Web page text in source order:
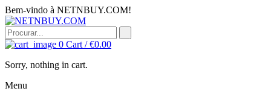
Bem-vindo à NETNBUY.COM!
0 Cart /€0.00
Sorry, nothing in cart.
Menu